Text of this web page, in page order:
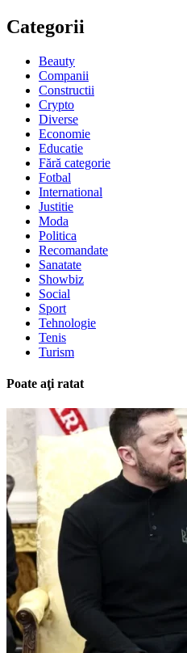
Categorii
Beauty
Companii
Constructii
Crypto
Diverse
Economie
Educatie
Fără categorie
Fotbal
International
Justitie
Moda
Politica
Recomandate
Sanatate
Showbiz
Social
Sport
Tehnologie
Tenis
Turism
Poate aţi ratat